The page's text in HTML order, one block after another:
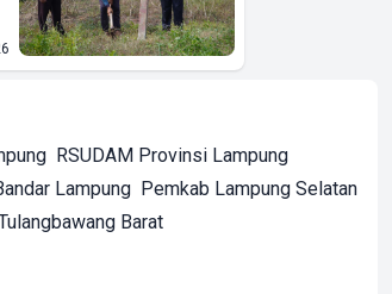
RSUDAM Provinsi Lampung
Lampung Pemkab Lampung Selatan
Barat